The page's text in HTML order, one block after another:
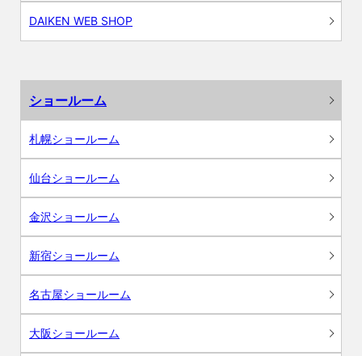
DAIKEN WEB SHOP
ショールーム
札幌ショールーム
仙台ショールーム
金沢ショールーム
新宿ショールーム
名古屋ショールーム
大阪ショールーム